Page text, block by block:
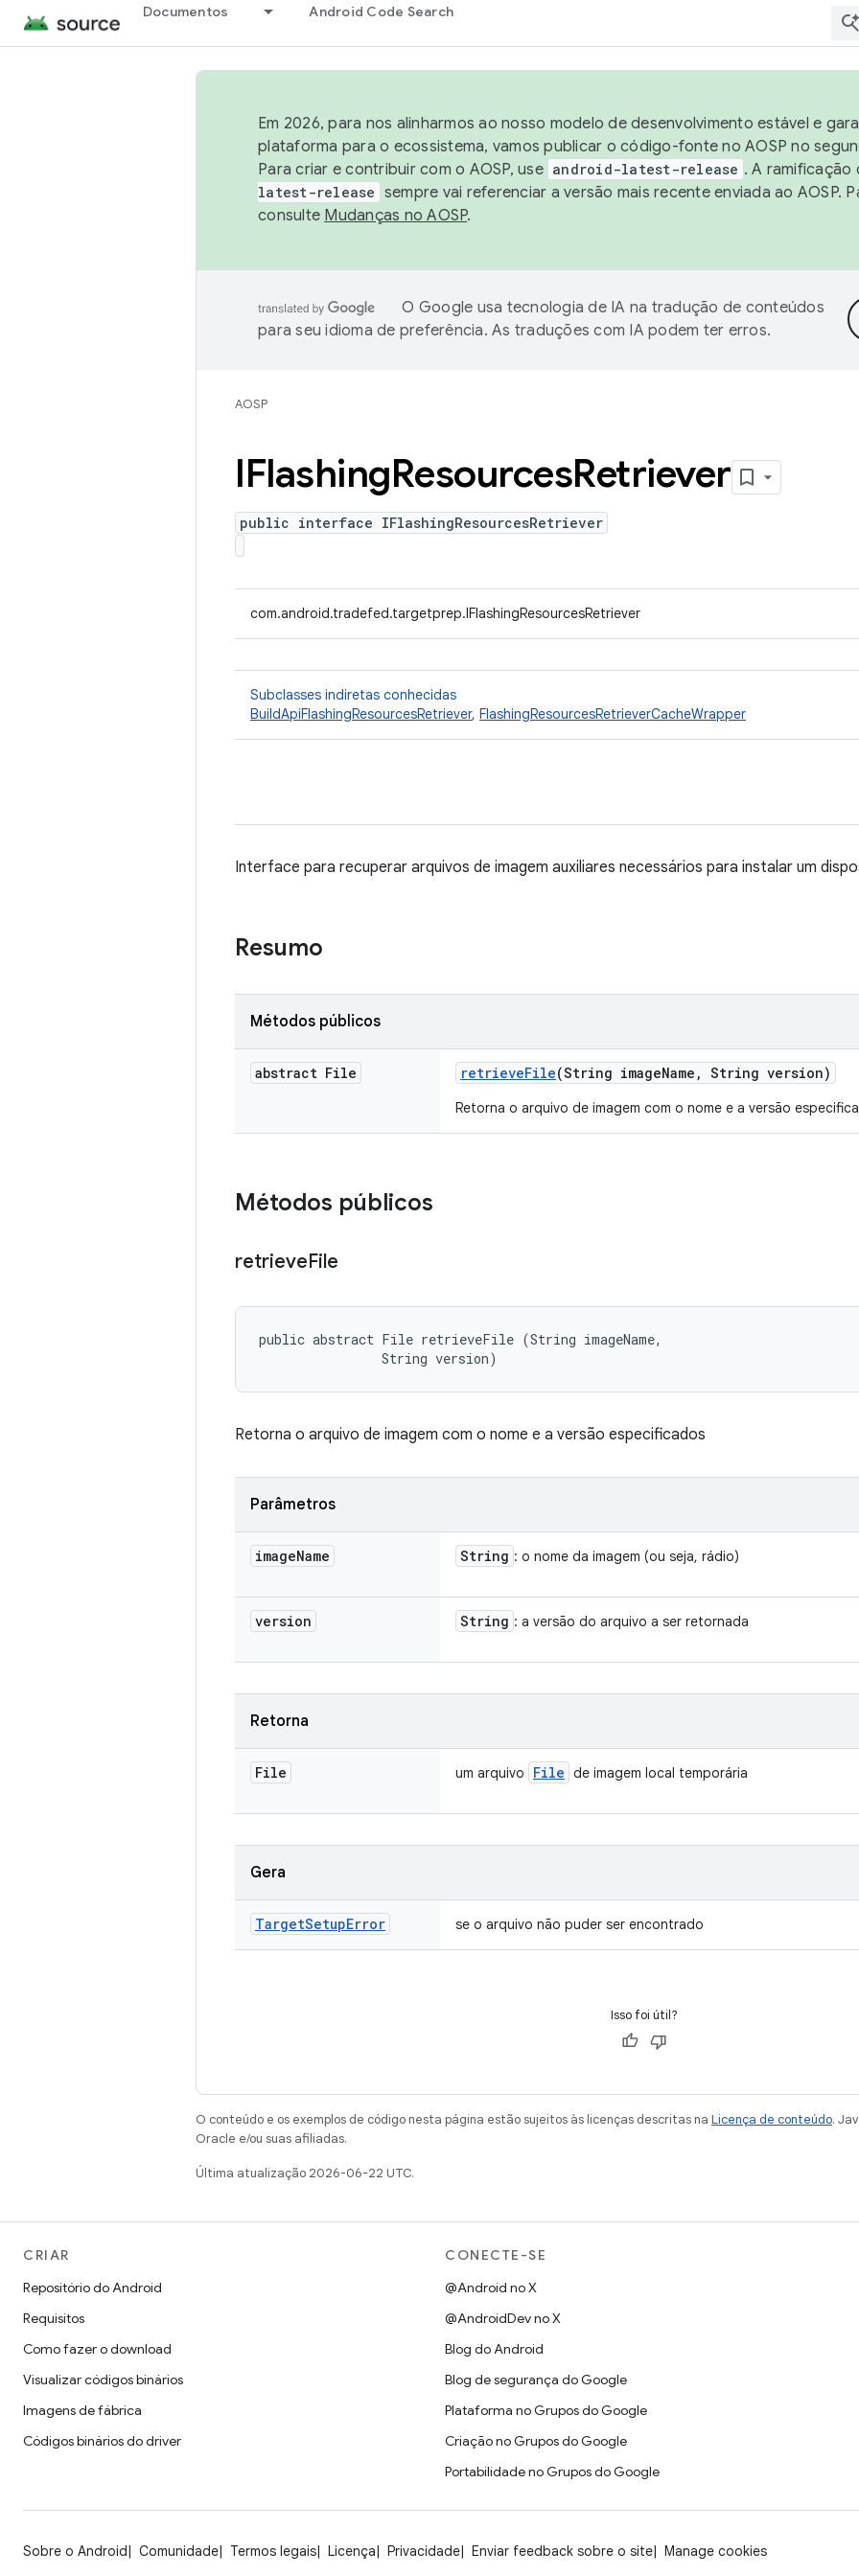
Documentos Android Code Search
Em 2026, para nos alinharmos ao nosso modelo de desenvolvimento estável e
plataforma para o ecossistema, vamos publicar o código-fonte no AOSP no
Para criar e contribuir com o AOSP, use android-latest-release . A ramificação
latest-release sempre vai referenciar a versão mais recente enviada ao AOSP.
consulte Mudanças no AOSP.
O Google usa tecnologia de IA na tradução de conteúdos
para seu idioma de preferência. As traduções com IA podem ter erros.
AOSP
IFlashingResourcesRetriever
public interface IFlashingResourcesRetriever
com.android.tradefed.targetprep.IFlashingResourcesRetriever
Subclasses indiretas conhecidas
BuildApiFlashingResourcesRetriever, FlashingResourcesRetrieverCacheWrapper
Interface para recuperar arquivos de imagem auxiliares necessários para instalar um
Resumo
Métodos públicos
abstract File retrieveFile(String imageName , String version)
Retorna o arquivo de imagem com o nome e a versão
Métodos públicos
retrieveFile
public abstract File retrieveFile (String imageName,
                String version)
Retorna o arquivo de imagem com o nome e a versão especificados
Parâmetros
imageName String : o nome da imagem (ou seja, rádio)
version String : a versão do arquivo a ser retornada
Retorna
File um arquivo File de imagem local temporária
Gera
TargetSetupError se o arquivo não puder ser encontrado
Isso foi útil?
O conteúdo e os exemplos de código nesta página estão sujeitos às licenças descritas na Licença de conteúdo.
Oracle e/ou suas afiliadas.
Última atualização 2026-06-22 UTC.
CRIAR
Repositório do Android
Requisitos
Como fazer o download
Visualizar códigos binários
Imagens de fábrica
Códigos binários do driver
CONECTE-SE
@Android no X
@AndroidDev no X
Blog do Android
Blog de segurança do Google
Plataforma no Grupos do Google
Criação no Grupos do Google
Portabilidade no Grupos do Google
Sobre o Android Comunidade Termos legais Licença Privacidade Enviar feedback sobre o site Manage cookies